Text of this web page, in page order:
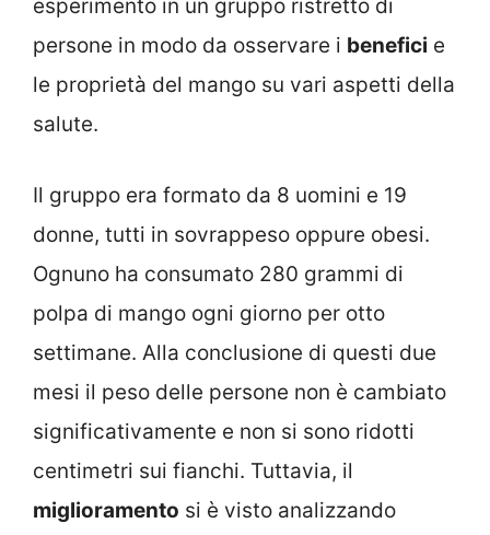
esperimento in un gruppo ristretto di
persone in modo da osservare i benefici e
le proprietà del mango su vari aspetti della
salute.
Il gruppo era formato da 8 uomini e 19
donne, tutti in sovrappeso oppure obesi.
Ognuno ha consumato 280 grammi di
polpa di mango ogni giorno per otto
settimane. Alla conclusione di questi due
mesi il peso delle persone non è cambiato
significativamente e non si sono ridotti
centimetri sui fianchi. Tuttavia, il
miglioramento si è visto analizzando